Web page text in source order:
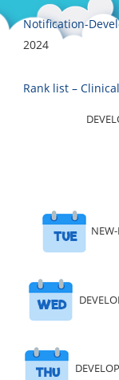
Notification-
2024
Rank list –